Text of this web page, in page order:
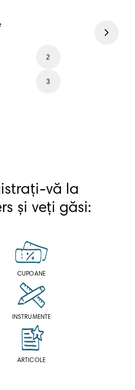
2
3
vă la
și veți găsi:
CUPOANE
INSTRUMENTE
ARTICOLE